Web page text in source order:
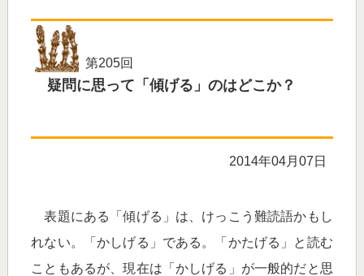
第205回
疑問に思って「傾げる」のはどこか？
2014年04月07日
表題にある「傾げる」は、けっこう難読語かもし
れない。「かしげる」である。「かたげる」と読む
こともあるが、現在は「かしげる」が一般的だと思